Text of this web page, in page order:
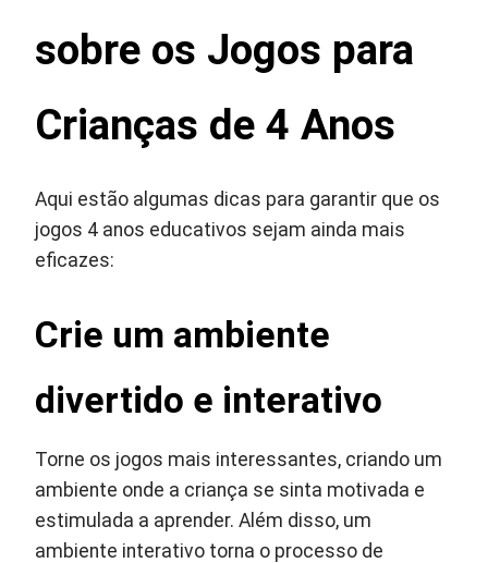
sobre os Jogos para
Crianças de 4 Anos
Aqui estão algumas dicas para garantir que os
jogos 4 anos educativos sejam ainda mais
eficazes:
Crie um ambiente
divertido e interativo
Torne os jogos mais interessantes, criando um
ambiente onde a criança se sinta motivada e
estimulada a aprender. Além disso, um
ambiente interativo torna o processo de